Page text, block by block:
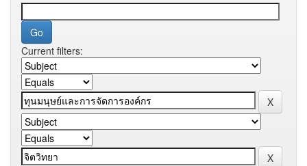
Current filters: